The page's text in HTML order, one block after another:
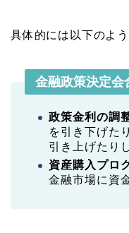
具体的には以下のよ
金融政策決定会
政策金利の調
を引き下げた
引き上げたり
資産購入プロ
金融市場に資